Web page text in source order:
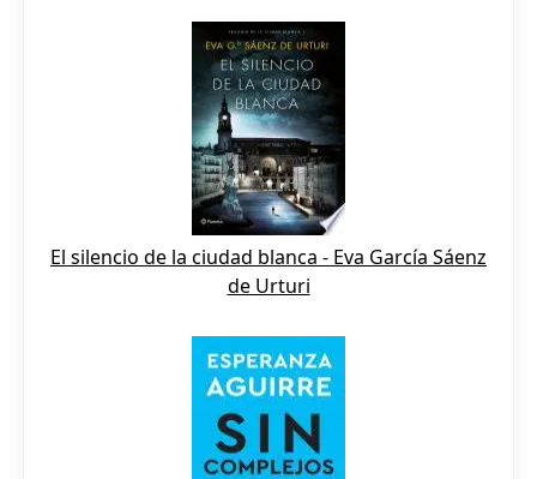
El silencio de la ciudad blanca - Eva García Sáenz
de Urturi